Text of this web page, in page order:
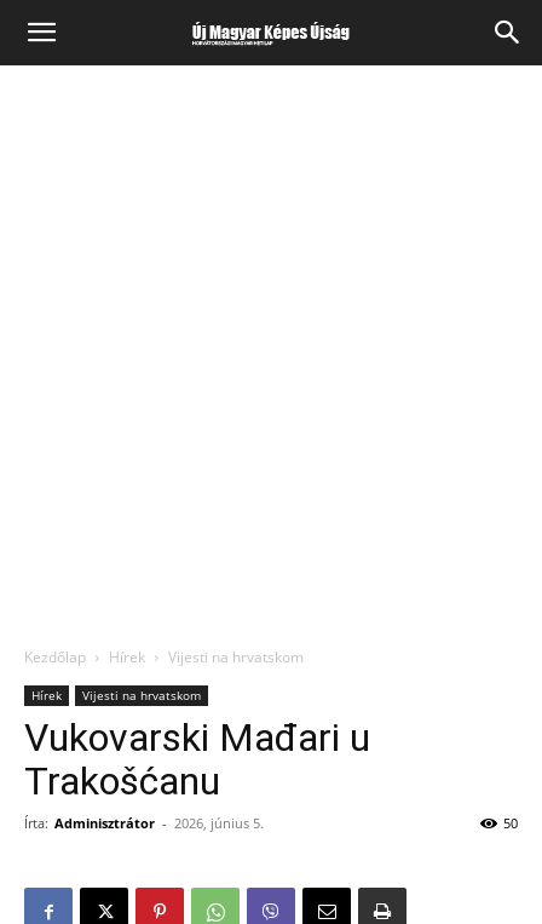
Kezdőlap Hírek Vijesti na hrvatskom
Hírek Vijesti na hrvatskom
Vukovarski Mađari u
Trakošćanu
Írta: Adminisztrátor - 2026, június 5. 50